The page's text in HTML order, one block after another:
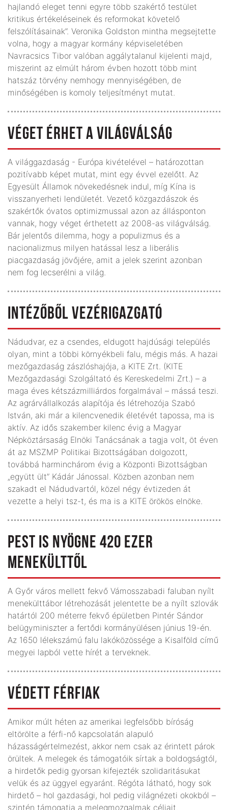
hajlandó eleget tenni egyre több szakértő testület
kritikus értékeléseinek és reformokat követelő
felszólításainak”. Veronika Goldston mintha megsejtette
volna, hogy a magyar kormány képviseletében
Navracsics Tibor valóban aggálytalanul kijelenti majd,
miszerint az elmúlt három évben hozott több mint
hatszáz törvény nemhogy mennyiségében, de
minőségében is komoly teljesítményt mutat.
VÉGET ÉRHET A VILÁGVÁLSÁG
A világgazdaság - Európa kivételével – határozottan
pozitívabb képet mutat, mint egy évvel ezelőtt. Az
Egyesült Államok növekedésnek indul, míg Kína is
visszanyerheti lendületét. Vezető közgazdászok és
szakértők óvatos optimizmussal azon az állásponton
vannak, hogy véget érthetett az 2008-as világválság.
Bár jelentős dilemma, hogy a populizmus és a
nacionalizmus milyen hatással lesz a liberális
piacgazdaság jövőjére, amit a jelek szerint azonban
nem fog lecserélni a világ.
INTÉZŐBŐL VEZÉRIGAZGATÓ
Nádudvar, ez a csendes, eldugott hajdúsági település
olyan, mint a többi környékbeli falu, mégis más. A hazai
mezőgazdaság zászlóshajója, a KITE Zrt. (KITE
Mezőgazdasági Szolgáltató és Kereskedelmi Zrt.) – a
maga éves kétszázmilliárdos forgalmával – mássá teszi.
Az agrárvállalkozás alapítója és létrehozója Szabó
István, aki már a kilencvenedik életévét tapossa, ma is
aktív. Az idős szakember kilenc évig a Magyar
Népköztársaság Elnöki Tanácsának a tagja volt, öt éven
át az MSZMP Politikai Bizottságában dolgozott,
továbbá harminchárom évig a Központi Bizottságban
„együtt ült” Kádár Jánossal. Közben azonban nem
szakadt el Nádudvartól, közel négy évtizeden át
vezette a helyi tsz-t, és ma is a KITE örökös elnöke.
PEST IS NYÖGNE 420 EZER
MENEKÜLTTŐL
A Győr város mellett fekvő Vámosszabadi faluban nyílt
menekülttábor létrehozását jelentette be a nyílt szlovák
határtól 200 méterre fekvő épületben Pintér Sándor
belügyminiszter a fertődi kormányülésen június 19-én.
Az 1650 lélekszámú falu lakóközössége a Kisalföld című
megyei lapból vette hírét a terveknek.
VÉDETT FÉRFIAK
Amikor múlt héten az amerikai legfelsőbb bíróság
eltörölte a férfi-nő kapcsolatán alapuló
házasságértelmezést, akkor nem csak az érintett párok
örültek. A melegek és támogatóik sírtak a boldogságtól,
a hirdetők pedig gyorsan kifejezték szolidaritásukat
velük és az üggyel egyaránt. Régóta látható, hogy sok
hirdető – hol gazdasági, hol pedig világnézeti okokból –
szintén támogatja a melegmozgalmak céljait.